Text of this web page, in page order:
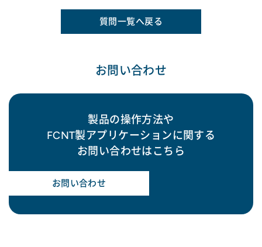
質問一覧へ戻る
お問い合わせ
製品の操作方法や
FCNT製アプリケーションに関する
お問い合わせはこちら
お問い合わせ